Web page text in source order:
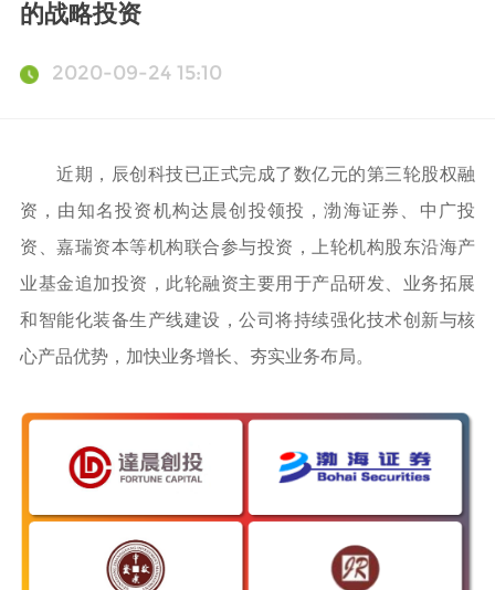
的战略投资
2020-09-24 15:10
近期，辰创科技已正式完成了数亿元的第三轮股权融
资，由知名投资机构达晨创投领投，渤海证券、中广投
资、嘉瑞资本等机构联合参与投资，上轮机构股东沿海产
业基金追加投资，此轮融资主要用于产品研发、业务拓展
和智能化装备生产线建设，公司将持续强化技术创新与核
心产品优势，加快业务增长、夯实业务布局。